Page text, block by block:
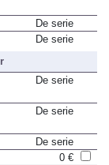
De serie
De serie
De serie
De serie
De serie
0 €